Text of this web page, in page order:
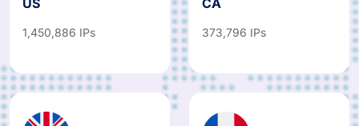
California
US
Canadá
CA